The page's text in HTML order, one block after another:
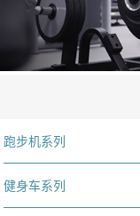
跑步机系列
健身车系列